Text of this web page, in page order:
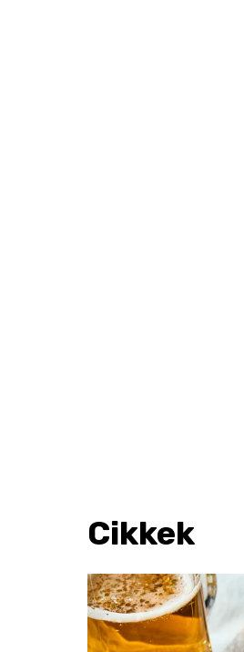
Cikkek